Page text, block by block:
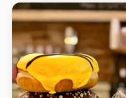
АртиШок - Кофейня